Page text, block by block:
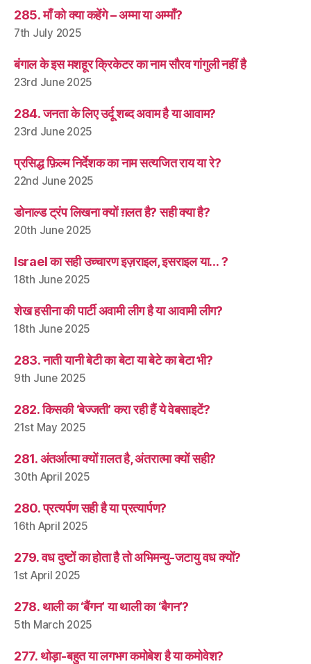
285. माँ को क्या कहेंगे – अम्मा या अम्माँ?
7th July 2025
बंगाल के इस मशहूर क्रिकेटर का नाम सौरव गांगुली नहीं है
23rd June 2025
284. जनता के लिए उर्दू शब्द अवाम है या आवाम?
23rd June 2025
प्रसिद्ध फ़िल्म निर्देशक का नाम सत्यजित राय या रे?
22nd June 2025
डोनाल्ड ट्रंप लिखना क्यों ग़लत है? सही क्या है?
20th June 2025
Israel का सही उच्चारण इज़राइल, इसराइल या… ?
18th June 2025
शेख हसीना की पार्टी अवामी लीग है या आवामी लीग?
18th June 2025
283. नाती यानी बेटी का बेटा या बेटे का बेटा भी?
9th June 2025
282. किसकी ‘बेज्जती’ करा रही हैं ये वेबसाइटें?
21st May 2025
281. अंतर्आत्मा क्यों ग़लत है, अंतरात्मा क्यों सही?
30th April 2025
280. प्रत्यर्पण सही है या प्रत्यार्पण?
16th April 2025
279. वध दुष्टों का होता है तो अभिमन्यु-जटायु वध क्यों?
1st April 2025
278. थाली का ‘बैंगन’ या थाली का ‘बैगन’?
5th March 2025
277. थोड़ा-बहुत या लगभग कमोबेश है या कमोवेश?